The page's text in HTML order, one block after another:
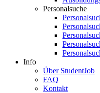
Personalsuche
Info
Über StudentJob
FAQ
Kontakt